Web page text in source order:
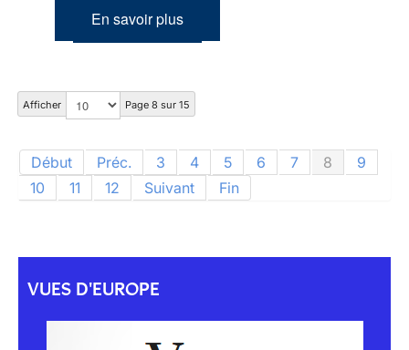
En savoir plus
Afficher Page 8 sur 15
Début Préc. 3 4 5 6 7 8
9
10
11 12 Suivant Fin
VUES D'EUROPE